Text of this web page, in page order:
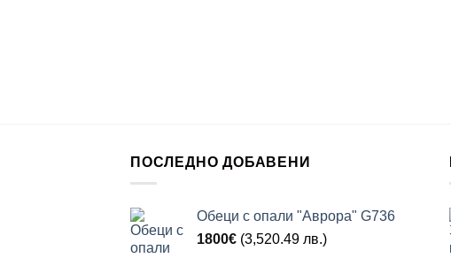
ПОСЛЕДНО ДОБАВЕНИ
Обеци с опали "Аврора" G736
1800€ (3,520.49 лв.)